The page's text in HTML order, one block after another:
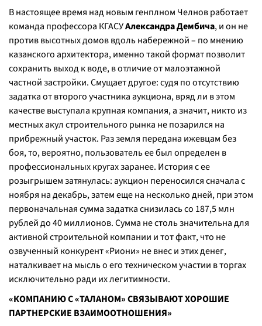
В настоящее время над новым генплном Челнов работает
команда профессора КГАСУАлександра Дембича, и он не
против высотных домов вдоль набережной – по мнению
казанского архитектора, именно такой формат позволит
сохранить выход к воде, в отличие от малоэтажной
частной застройки. Смущает другое: судя по отсутствию
задатка от второго участника аукциона, вряд ли в этом
качестве выступала крупная компания, а значит, никто из
местных акул строительного рынка не позарился на
прибрежный участок. Раз земля передана ижевцам без
боя, то, вероятно, пользователь ее был определен в
профессиональных кругах заранее. История с ее
розыгрышем затянулась: аукцион переносился сначала с
ноября на декабрь, затем еще на несколько дней, при этом
первоначальная сумма задатка снизилась со 187,5 млн
рублей до 40 миллионов. Сумма не столь значительна для
активной строительной компании и тот факт, что не
озвученный конкурент «Риони» не внес и этих денег,
наталкивает на мысль о его техническом участии в торгах
исключительно ради их легитимности.
«КОМПАНИЮ С «ТАЛАНОМ» СВЯЗЫВАЮТ ХОРОШИЕ
ПАРТНЕРСКИЕ ВЗАИМООТНОШЕНИЯ»